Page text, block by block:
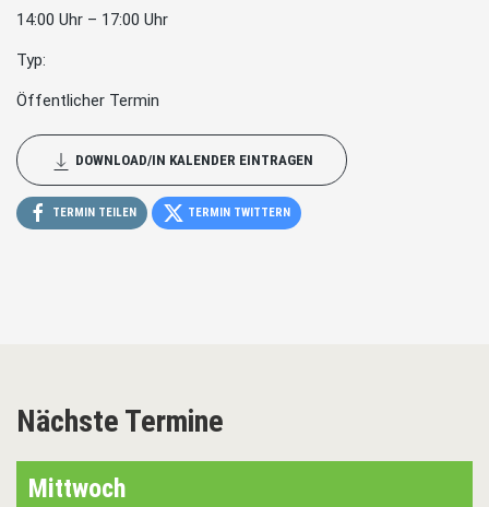
14:00 Uhr – 17:00 Uhr
Typ:
Öffentlicher Termin
DOWNLOAD/IN KALENDER EINTRAGEN
TERMIN TEILEN TERMIN TWITTERN
Nächste Termine
Mittwoch